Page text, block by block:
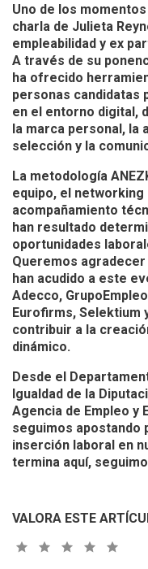
Uno de los
charla de Julieta
empleabilidad y ex
A través de su
ha ofrecido
personas candidatas
en el entorno digital,
la marca personal, la
selección y la
La metodología
equipo, el
acompañamiento
han resultado
oportunidades
Queremos
han acudido a este
Adecco,
Eurofirms, Selektium
contribuir a la
dinámico.
Desde el
Igualdad de la
Agencia de Empleo y
seguimos apostando
inserción laboral en
termina aquí,
VALORA ESTE